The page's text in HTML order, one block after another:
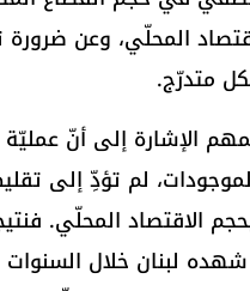
المحلّي، وعن
متدرّج.
الإشارة إلى أنّ
لم تؤدِّ إلى
الاقتصاد المحلّي.
لبنان خلال